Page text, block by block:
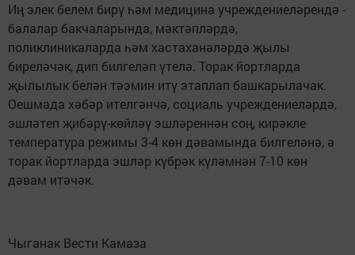
Иң элек белем бирү һәм медицина учреждениеләрендә -
балалар бакчаларында, мәктәпләрдә,
поликлиникаларда һәм хастаханәләрдә җылы
биреләчәк, дип билгеләп үтелә. Торак йортларда
җылылык белән тәэмин итү этаплап башкарылачак.
Оешмада хәбәр ителгәнчә, социаль учреждениеләрдә,
эшләтеп җибәрү-көйләү эшләреннән соң, кирәкле
температура режимы 3-4 көн дәвамында билгеләнә, ә
торак йортларда эшләр күбрәк күләмнән 7-10 көн
дәвам итәчәк.
Чыганак Вести Камаза